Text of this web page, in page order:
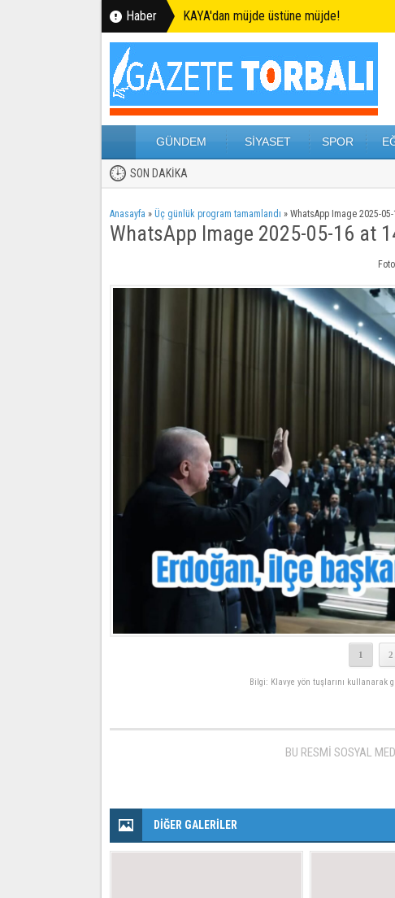
Haber KAYA'dan müjde üstüne müjde!
GÜNDEM SİYASET SPOR
SON DAKİKA
Anasayfa » Üç günlük program tamamlandı » WhatsApp Image 2025-
WhatsApp Image 2025-05-16 at
1 2
Bilgi: Klavye yön tuşlarını
BU RESMİ SOSYAL
DİĞER GALERİLER